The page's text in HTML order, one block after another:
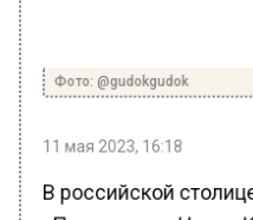
В российской
«Подземелья Чикен